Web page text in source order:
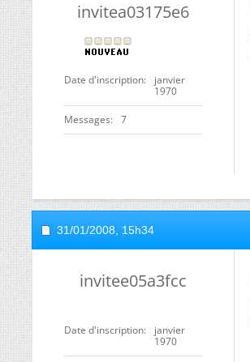
invitea03175e6
Date d'inscription
janvier
1970
Messages 7
31/01/2008, 15h34
invitee05a3fcc
Date d'inscription
janvier
1970